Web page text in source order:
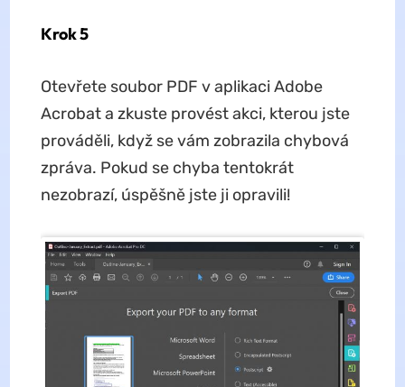
Krok 5
Otevřete soubor PDF v aplikaci Adobe
Acrobat a zkuste provést akci, kterou jste
prováděli, když se vám zobrazila chybová
zpráva. Pokud se chyba tentokrát
nezobrazí, úspěšně jste ji opravili!